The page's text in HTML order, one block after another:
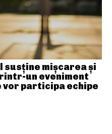
susține mişcarea și
un eveniment
vor participa echipe